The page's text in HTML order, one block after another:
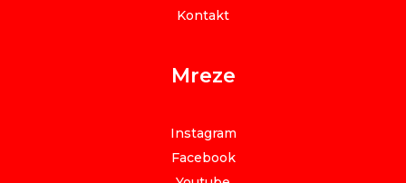
Kontakt
Mreze
Instagram
Facebook